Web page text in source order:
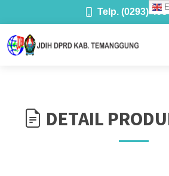
Telp. (0293)
DETAIL